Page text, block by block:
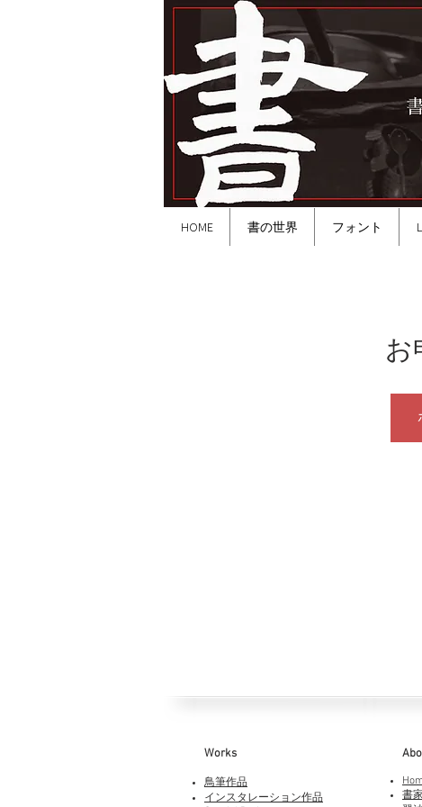
HOME 書の世界 フォント
お
Works​
鳥筆作品
インスタレーション作品
書